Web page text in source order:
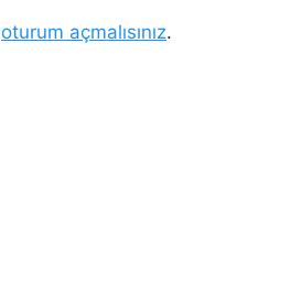
oturum açmalısınız.